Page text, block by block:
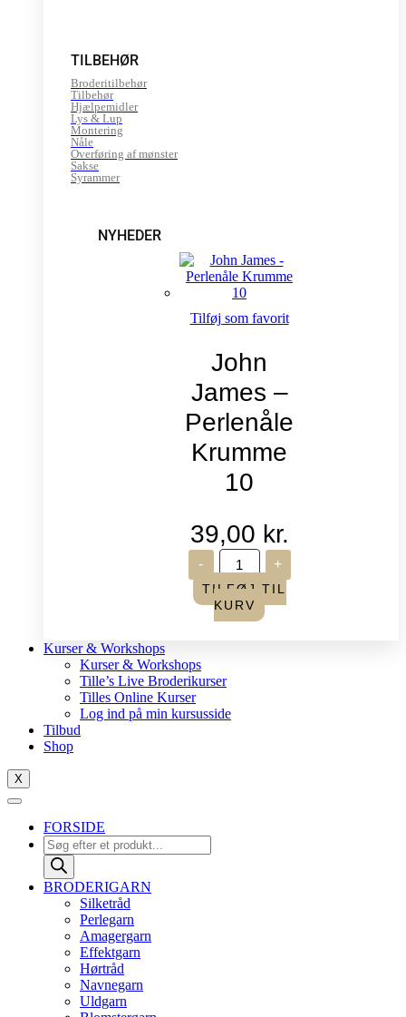
TILBEHØR
Broderitilbehør
Tilbehør
Hjælpemidler
Lys & Lup
Montering
Nåle
Overføring af mønster
Sakse
Syrammer
NYHEDER
Tilføj som favorit
John
James –
Perlenåle
Krumme
10
39,00 kr.
-
John
James
-
Perlenåle
Krumme
+
TILFØJ TIL
KURV
Kurser & Workshops
Kurser & Workshops
Tille’s Live Broderikurser
Tilles Online Kurser
Log ind på min kursusside
Tilbud
Shop
X
FORSIDE
Products
search
BRODERIGARN
Silketråd
Perlegarn
Amagergarn
Effektgarn
Hørtråd
Navnegarn
Uldgarn